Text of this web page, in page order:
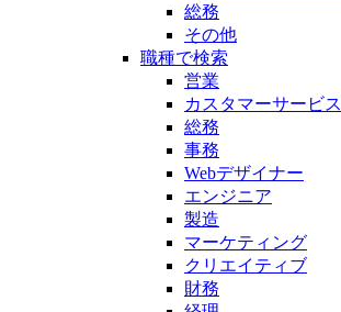
総務
その他
職種で検索
営業
カスタマーサービス
総務
事務
Webデザイナー
エンジニア
製造
マーケティング
クリエイティブ
財務